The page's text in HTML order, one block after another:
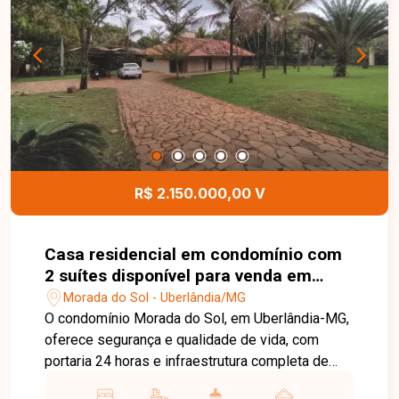
oportunidade.
R$ 2.150.000,00 V
Casa residencial em condomínio com
2 suítes disponível para venda em
Uberlândia-MG
Morada do Sol - Uberlândia/MG
O condomínio Morada do Sol, em Uberlândia-MG,
oferece segurança e qualidade de vida, com
portaria 24 horas e infraestrutura completa de